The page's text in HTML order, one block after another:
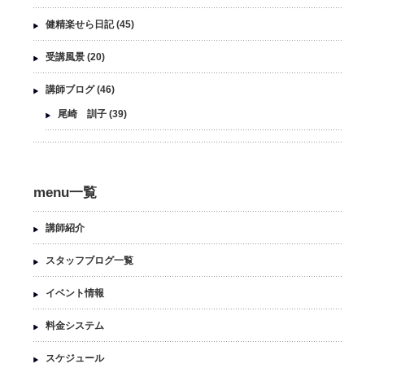
健精楽せら日記(45)
受講風景 (20)
講師ブログ(46)
尾崎 訓子 (39)
menu一覧
講師紹介
スタッフブログ一覧
イベント情報
料金システム
スケジュール